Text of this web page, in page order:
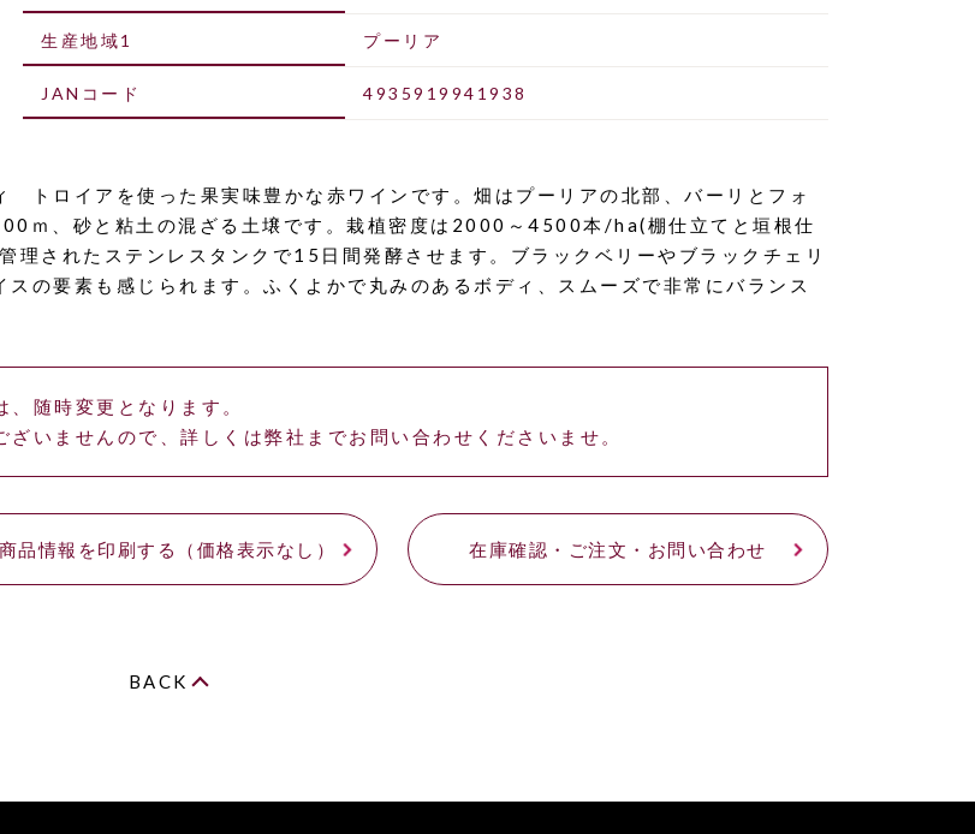
生産地域1 プーリア
JANコード 4935919941938
ロイアを使った果実味豊かな赤ワインです。畑はプーリアの北部、バーリとフォ
ｍ、砂と粘土の混ざる土壌です。栽植密度は2000～4500本/ha(棚仕立てと垣根仕
理されたステンレスタンクで15日間発酵させます。ブラックベリーやブラックチェリ
の要素も感じられます。ふくよかで丸みのあるボディ、スムーズで非常にバランス
随時変更となります。
いませんので、詳しくは弊社までお問い合わせくださいませ。
商品情報を印刷する（価格表示なし） 在庫確認・ご注文・お問い合わせ
BACK